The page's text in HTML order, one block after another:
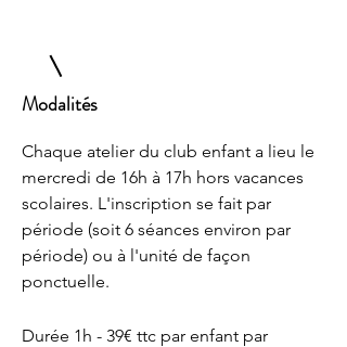
Modalités
Chaque atelier du club enfant a lieu le
mercredi de 16h à 17h hors vacances
scolaires. L'inscription se fait par
période (soit 6 séances environ par
période) ou à l'unité de façon
ponctuelle.
Durée 1h - 39€ ttc par enfant par